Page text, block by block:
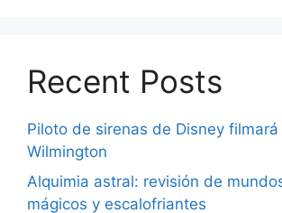
Recent Posts
Piloto de sirenas de Disney filmará
Wilmington
Alquimia astral: revisión de
mágicos y escalofriantes